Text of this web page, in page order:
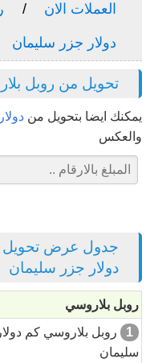
العملات الان
دولار جزر سليمان
تحويل من روبل
يمكنك ايضا بتحويل من
والعكس
جدول عرض تحويل
دولار جزر سليمان
روبل بلاروسي
1
روبل بلاروسي كم
سليمان